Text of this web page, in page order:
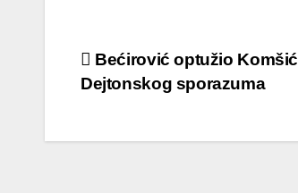
Post
navigation
Bećirović optužio
Dejtonskog sporazuma